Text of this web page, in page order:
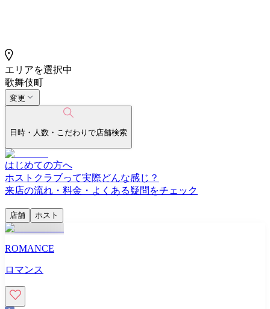
エリアを選択中
歌舞伎町
変更
日時・人数・こだわりで店舗検索
はじめての方へ
ホストクラブって実際どんな感じ？
来店の流れ・料金・よくある疑問をチェック
店舗 ホスト
ROMANCE
ロマンス